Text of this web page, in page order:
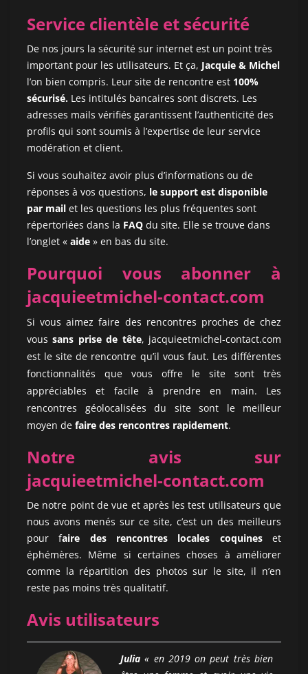
Service clientèle et sécurité
De nos jours la sécurité sur internet est un point très
important pour les utilisateurs. Et ça, Jacquie & Michel
l’on bien compris. Leur site de rencontre est 100%
sécurisé. Les intitulés bancaires sont discrets. Les
adresses mails vérifiés garantissent l’authenticité des
profils qui sont soumis à l’expertise de leur service
modération et client.
Si vous souhaitez avoir plus d’informations ou de
réponses à vos questions, le support est disponible
par mail et les questions les plus fréquentes sont
répertoriées dans la FAQ du site. Elle se trouve dans
l’onglet « aide » en bas du site.
Pourquoi vous abonner à
jacquieetmichel-contact.com
Si vous aimez faire des rencontres proches de chez
voussans prise de tête, jacquieetmichel-contact.com
est le site de rencontre qu’il vous faut. Les différentes
fonctionnalités que vous offre le site sont très
appréciables et facile à prendre en main. Les
rencontres géolocalisées du site sont le meilleur
moyen de faire des rencontres rapidement.
Notre avis sur
jacquieetmichel-contact.com
De notre point de vue et après les test utilisateurs que
nous avons menés sur ce site, c’est un des meilleurs
pour faire des rencontres locales coquineset
éphémères. Même si certaines choses à améliorer
comme la répartition des photos sur le site, il n’en
reste pas moins très qualitatif.
Avis utilisateurs
Julia « en 2019 on peut très bien